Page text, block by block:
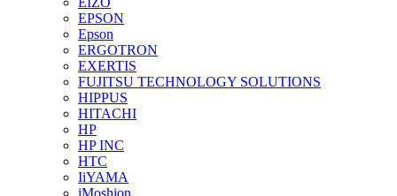
EPSON
Epson
ERGOTRON
EXERTIS
FUJITSU TECHNOLOGY SOLUTIONS
HIPPUS
HITACHI
HP
HP INC
HTC
IiYAMA
iMoshion